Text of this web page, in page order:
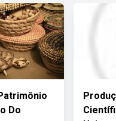
Do